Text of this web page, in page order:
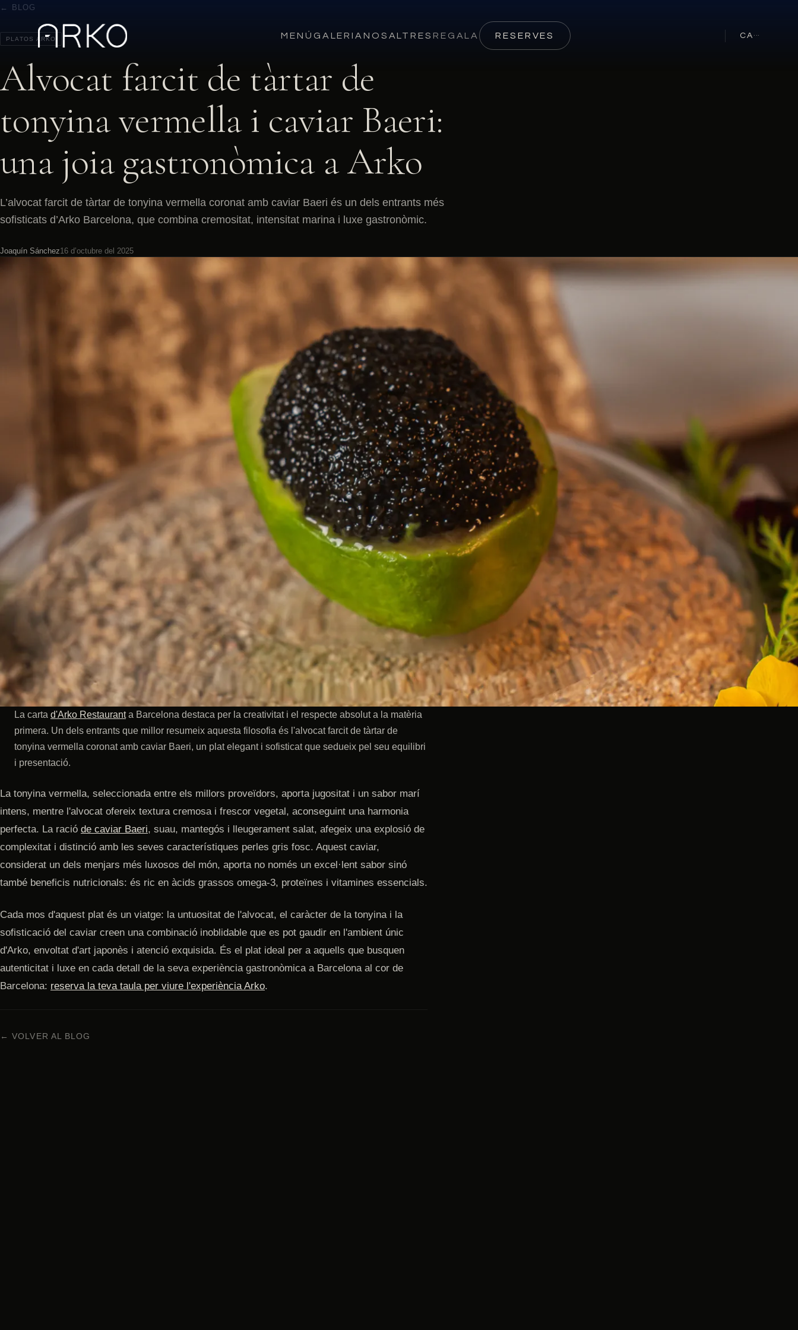
MENÚ GALERIA NOSALTRES REGALA RESERVES CA ···
← BLOG
PLATOS ARKO
Alvocat farcit de tàrtar de
tonyina vermella i caviar Baeri:
una joia gastronòmica a Arko
L’alvocat farcit de tàrtar de tonyina vermella coronat amb caviar Baeri és un dels entrants més
sofisticats d’Arko Barcelona, que combina cremositat, intensitat marina i luxe gastronòmic.
Joaquín Sánchez16 d’octubre del 2025
La carta d'Arko Restauranta Barcelona destaca per la creativitat i el respecte absolut a la matèria
primera. Un dels entrants que millor resumeix aquesta filosofia és l'alvocat farcit de tàrtar de
tonyina vermella coronat amb caviar Baeri, un plat elegant i sofisticat que sedueix pel seu equilibri
i presentació.
La tonyina vermella, seleccionada entre els millors proveïdors, aporta jugositat i un sabor marí
intens, mentre l'alvocat ofereix textura cremosa i frescor vegetal, aconseguint una harmonia
perfecta. La ració de caviar Baeri, suau, mantegós i lleugerament salat, afegeix una explosió de
complexitat i distinció amb les seves característiques perles gris fosc. Aquest caviar,
considerat un dels menjars més luxosos del món, aporta no només un excel·lent sabor sinó
també beneficis nutricionals: és ric en àcids grassos omega-3, proteïnes i vitamines essencials.
Cada mos d'aquest plat és un viatge: la untuositat de l'alvocat, el caràcter de la tonyina i la
sofisticació del caviar creen una combinació inoblidable que es pot gaudir en l'ambient únic
d'Arko, envoltat d'art japonès i atenció exquisida. És el plat ideal per a aquells que busquen
autenticitat i luxe en cada detall de la seva experiència gastronòmica a Barcelona al cor de
Barcelona: reserva la teva taula per viure l'experiència Arko.
← VOLVER AL BLOG